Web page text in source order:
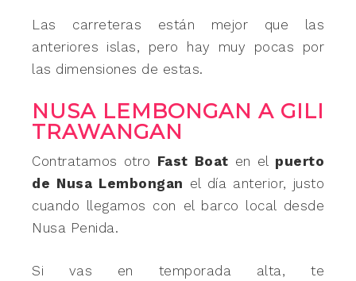
Las carreteras están mejor que las
anteriores islas, pero hay muy pocas por
las dimensiones de estas.
NUSA LEMBONGAN A GILI
TRAWANGAN
Contratamos otro Fast Boat en el puerto
de Nusa Lembongan el día anterior, justo
cuando llegamos con el barco local desde
Nusa Penida.
Si vas en temporada alta, te